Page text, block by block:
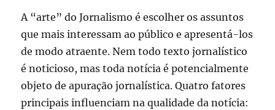
A “arte” do Jornalismo é escolher os assuntos
que mais interessam ao público e apresentá-los
de modo atraente. Nem todo texto jornalístico
é noticioso, mas toda notícia é potencialmente
objeto de apuração jornalística. Quatro fatores
principais influenciam na qualidade da notícia: